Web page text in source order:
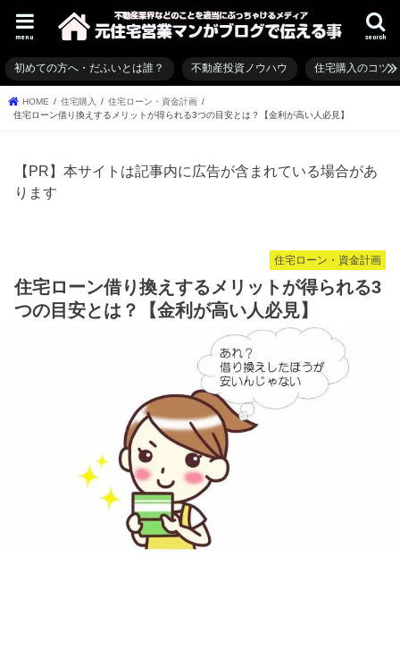
search
menu
初めての方へ・だふいとは誰？ 不動産投資ノウハウ 住宅購入のコツ
HOME 住宅購入
住宅ローン・資金計画
住宅ローン借り換えするメリットが得られる3つの目安とは？【金利が高い人必見】
【PR】本サイトは記事内に広告が含まれている場合があ
ります
住宅ローン・資金計画
住宅ローン借り換えするメリットが得られる3
つの目安とは？【金利が高い人必見】